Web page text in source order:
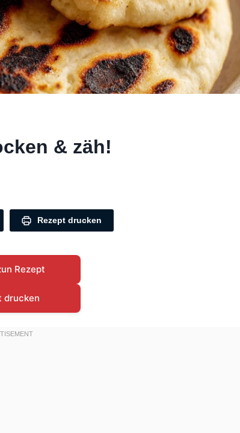
& zäh!
Rezept drucken
Rezept
drucken